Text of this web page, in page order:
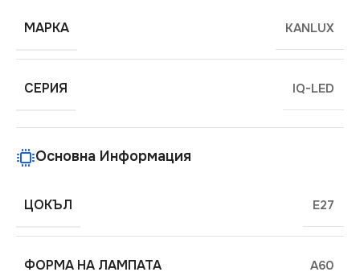
МАРКА KANLUX
СЕРИЯ IQ-LED
Основна Информация
ЦОКЪЛ E27
ФОРМА НА ЛАМПАТА A60